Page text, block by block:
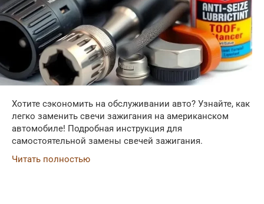
Хотите сэкономить на обслуживании авто? Узнайте, как
легко заменить свечи зажигания на американском
автомобиле! Подробная инструкция для
самостоятельной замены свечей зажигания.
Читать полностью